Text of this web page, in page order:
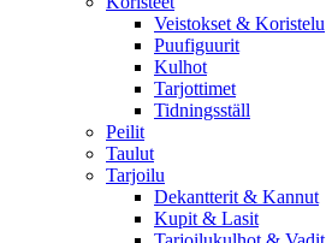
Veistokset & Koristelu
Puufiguurit
Kulhot
Tarjottimet
Tidningsställ
Peilit
Taulut
Tarjoilu
Dekantterit & Kannut
Kupit & Lasit